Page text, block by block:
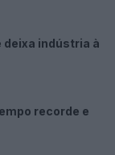
deixa indústria à
recorde e